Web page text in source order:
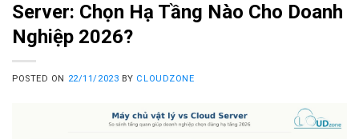
Server: Chọn Hạ Tầng Nào Cho Doanh
Nghiệp 2026?
POSTED ON 22/11/2023 BY CLOUDZONE